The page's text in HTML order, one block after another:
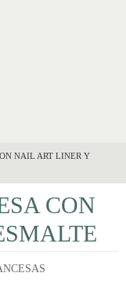
NAIL ART LINER Y
CON